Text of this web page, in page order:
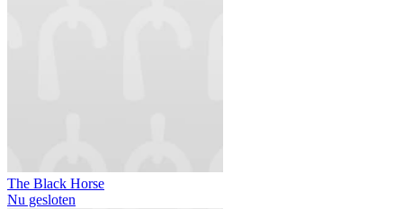
The Black Horse
Nu gesloten